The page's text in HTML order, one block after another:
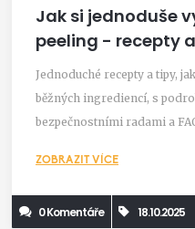
Jak si jednoduše
peeling - recepty
Jednoduché recepty a tipy,
běžných ingrediencí, s
bezpečnostními radami a
ZOBRAZIT VÍCE
0 Komentáře 18.10.2025